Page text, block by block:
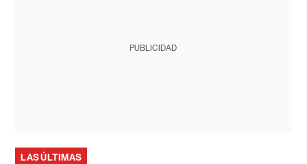
PUBLICIDAD
LAS ÚLTIMAS